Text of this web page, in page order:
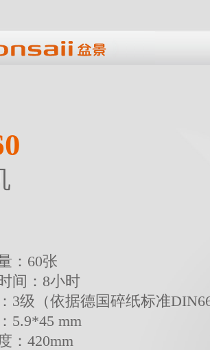
：60张
间：8小时
3级（依据德国碎纸标准
5.9*45 mm
：420mm